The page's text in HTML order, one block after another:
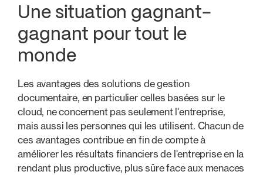
Une situation gagnant-
gagnant pour tout le
monde
Les avantages des solutions de gestion
documentaire, en particulier celles basées sur le
cloud, ne concernent pas seulement l'entreprise,
mais aussi les personnes qui les utilisent. Chacun de
ces avantages contribue en fin de compte à
améliorer les résultats financiers de l'entreprise en la
rendant plus productive, plus sûre face aux menaces